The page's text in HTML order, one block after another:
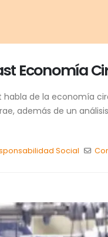
Economía
habla de la economía
además de un
Social